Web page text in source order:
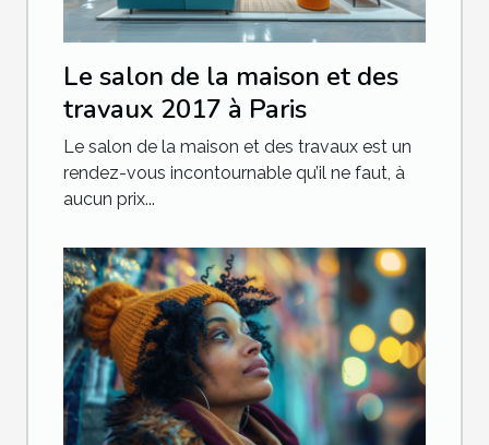
Le salon de la maison et des
travaux 2017 à Paris
Le salon de la maison et des travaux est un
rendez-vous incontournable qu’il ne faut, à
aucun prix...